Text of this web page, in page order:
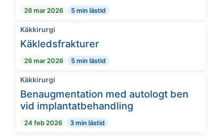
26 mar 2026 5 min lästid
Käkkirurgi
Käkledsfrakturer
26 mar 2026 5 min lästid
Käkkirurgi
Benaugmentation med autologt ben
vid implantatbehandling
24 feb 2026 3 min lästid